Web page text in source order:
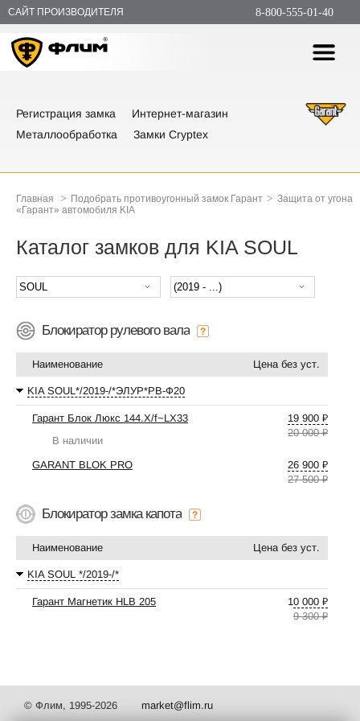
САЙТ ПРОИЗВОДИТЕЛЯ 8-800-555-01-40
Регистрация замка
Интернет-магазин
Металлообработка
Замки Cryptex
Главная > Подобрать противоугонный замок Гарант > Защита от угона
«Гарант» автомобиля KIA
Каталог замков для KIA SOUL
Блокиратор рулевого вала
Наименование Цена без уст.
KIA SOUL*/2019-/*ЭЛУР*РВ-Ф20
Гарант Блок Люкс 144.X/f~LX33
В наличии
19 900 ₽
20 000 ₽
GARANT BLOK PRO
26 900 ₽
27 500 ₽
Блокиратор замка капота
Наименование Цена без уст.
KIA SOUL */2019-/*
Гарант Магнетик HLB 205
10 000 ₽
9 300 ₽
© Флим, 1995-2026 market@flim.ru